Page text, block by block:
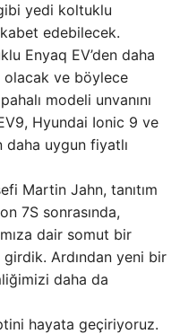
yedi koltuklu
edebilecek.
Enyaq EV’den daha
ve böylece
modeli unvanını
Hyundai Ionic 9 ve
uygun fiyatlı
Martin Jahn, tanıtım
7S sonrasında,
dair somut bir
Ardından yeni bir
daha da
hayata geçiriyoruz.